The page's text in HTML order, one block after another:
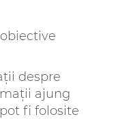
despre
ajung
fi folosite